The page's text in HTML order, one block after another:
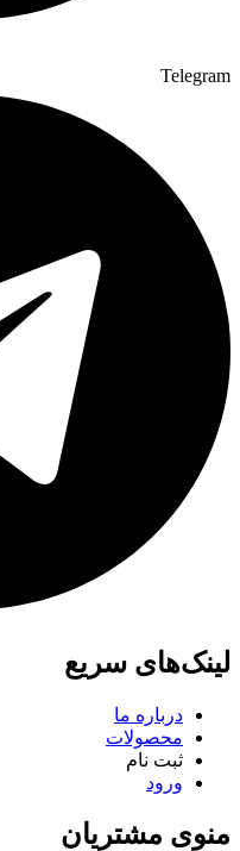
Telegram
لینک‌های سریع
درباره ما
محصولات
ثبت نام
ورود
منوی مشتریان